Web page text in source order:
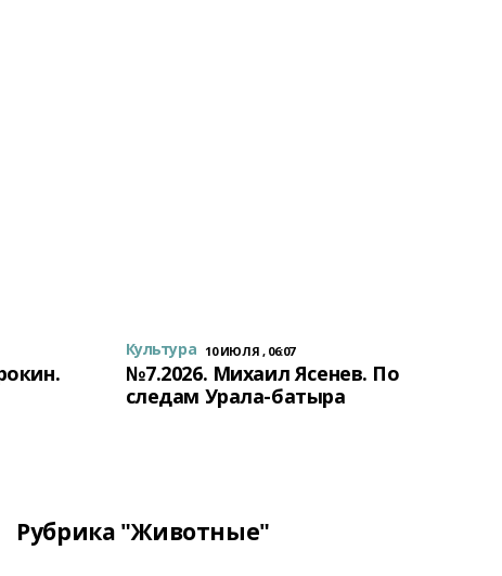
Культура 10 ИЮЛЯ , 06:07
№7.2026. Михаил Ясенев. По
следам Урала-батыра
Рубрика "Животные"